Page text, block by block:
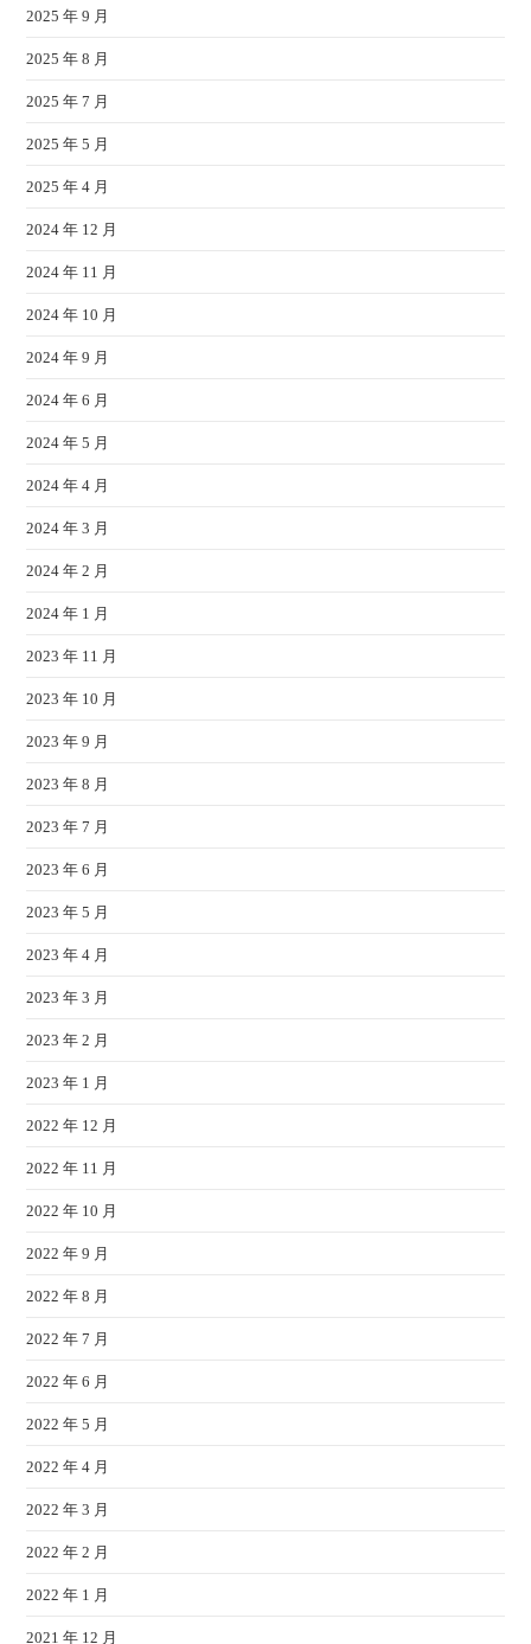
2025 年 9 月
2025 年 8 月
2025 年 7 月
2025 年 5 月
2025 年 4 月
2024 年 12 月
2024 年 11 月
2024 年 10 月
2024 年 9 月
2024 年 6 月
2024 年 5 月
2024 年 4 月
2024 年 3 月
2024 年 2 月
2024 年 1 月
2023 年 11 月
2023 年 10 月
2023 年 9 月
2023 年 8 月
2023 年 7 月
2023 年 6 月
2023 年 5 月
2023 年 4 月
2023 年 3 月
2023 年 2 月
2023 年 1 月
2022 年 12 月
2022 年 11 月
2022 年 10 月
2022 年 9 月
2022 年 8 月
2022 年 7 月
2022 年 6 月
2022 年 5 月
2022 年 4 月
2022 年 3 月
2022 年 2 月
2022 年 1 月
2021 年 12 月